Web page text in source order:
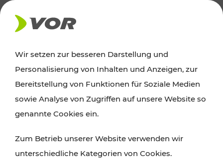
AKTUELLES
Ausflugstipps
Wien, Niederösterreich und das Burgenland
Wanderungen, Kultur und Gastronomie,
Radtouren oder purer Naturgenuss – viele
Wir setzen zur besseren Darstellung und
Personalisierung von Inhalten und Anzeigen, zur
Bereitstellung von Funktionen für Soziale Medien
sowie Analyse von Zugriffen auf unsere Website so
genannte Cookies ein.
Zum Betrieb unserer Website verwenden wir
unterschiedliche Kategorien von Cookies.